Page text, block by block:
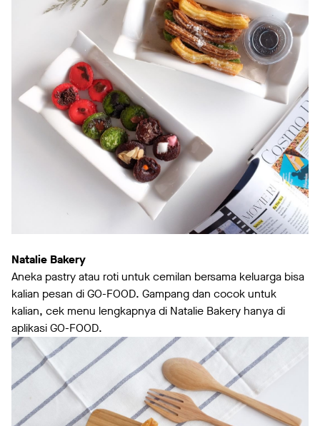
Natalie Bakery
Aneka pastry atau roti untuk cemilan bersama keluarga bisa
kalian pesan di GO-FOOD. Gampang dan cocok untuk
kalian, cek menu lengkapnya di Natalie Bakery hanya di
aplikasi GO-FOOD.